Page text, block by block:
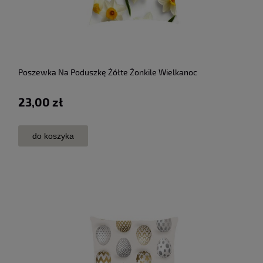
Poszewka Na Poduszkę Żółte Żonkile Wielkanoc
23,00 zł
do koszyka